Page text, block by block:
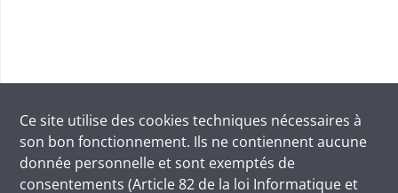
Ce site utilise des cookies techniques nécessaires à
son bon fonctionnement. Ils ne contiennent aucune
donnée personnelle et sont exemptés de
consentements (Article 82 de la loi Informatique et